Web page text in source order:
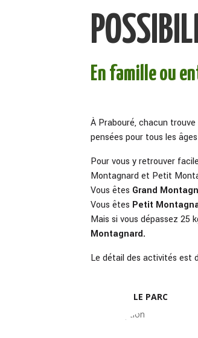
En famille ou
À Prabouré, chacun
pensées pour tous les
Pour vous y retrouver
Montagnard et Petit
Vous êtes Grand
Vous êtes Petit
Mais si vous dépassez 25
Montagnard.
Le détail des activités est
LE PARC